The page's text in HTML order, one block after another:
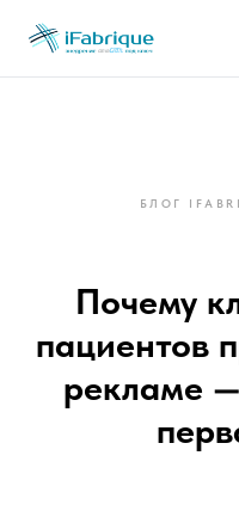
БЛОГ
Почему
пациентов
рекламе